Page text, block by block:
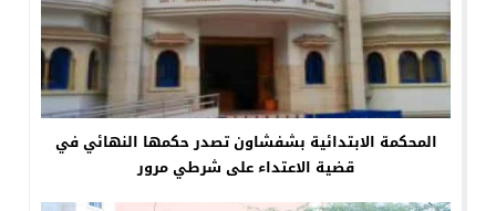
المحكمة الابتدائية بشفشاون تصدر حكمها النهائي في
قضية الاعتداء على شرطي مرور